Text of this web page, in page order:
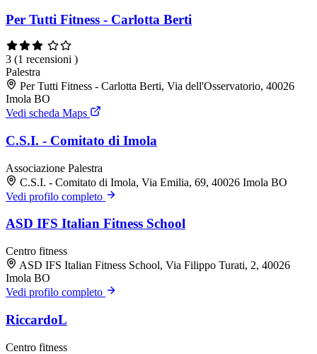
Per Tutti Fitness - Carlotta Berti
3 (1 recensioni )
Palestra
Per Tutti Fitness - Carlotta Berti, Via dell'Osservatorio, 40026
Imola BO
Vedi scheda Maps
C.S.I. - Comitato di Imola
Associazione Palestra
C.S.I. - Comitato di Imola, Via Emilia, 69, 40026 Imola BO
Vedi profilo completo
ASD IFS Italian Fitness School
Centro fitness
ASD IFS Italian Fitness School, Via Filippo Turati, 2, 40026
Imola BO
Vedi profilo completo
RiccardoL
Centro fitness